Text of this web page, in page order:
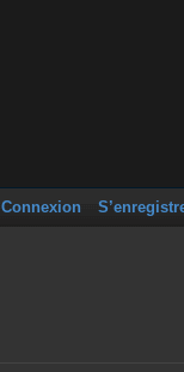
Connexion